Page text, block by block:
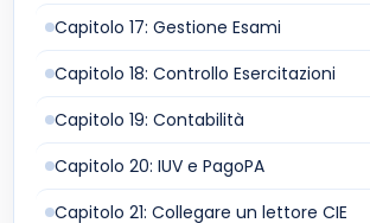
Capitolo 17: Gestione Esami
Capitolo 18: Controllo Esercitazioni
Capitolo 19: Contabilità
Capitolo 20: IUV e PagoPA
Capitolo 21: Collegare un lettore CIE